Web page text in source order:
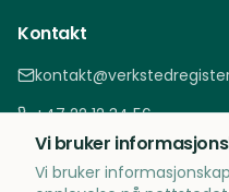
Kontakt
+47 22 12 34 56
Oslo, Norge
Vi bruker
Vi bruker